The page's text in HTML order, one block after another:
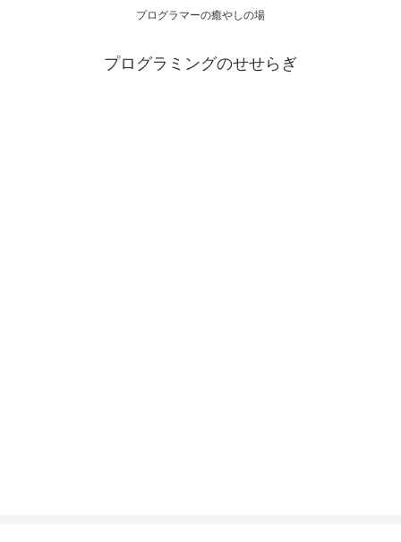
プログラマーの癒やしの場
プログラミングのせせらぎ